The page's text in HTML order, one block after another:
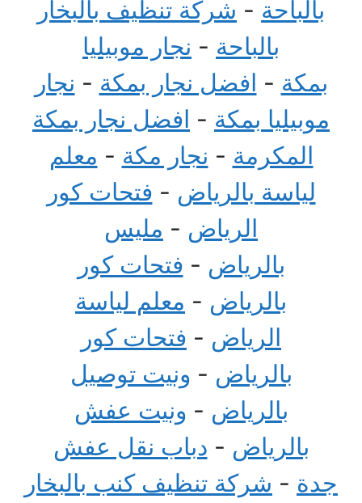
بالباحة - شركة تنظيف بالبخار
بالباحة - نجار موبيليا
بمكة - افضل نجار بمكة - نجار
موبيليا بمكة - افضل نجار بمكة
المكرمة - نجار مكة - معلم
لياسة بالرياض - فتحات كور
الرياض - مليس
بالرياض - فتحات كور
بالرياض - معلم لياسة
الرياض - فتحات كور
بالرياض - ونيت توصيل
بالرياض - ونيت عفش
بالرياض - دباب نقل عفش
جدة - شركة تنظيف كنب بالبخار